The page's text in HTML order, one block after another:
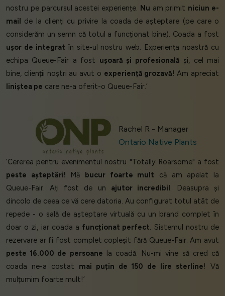
nostru pe parcursul acestei experiențe. Nu am primit niciun e-
mail de la clienți cu privire la coada de așteptare (pe care o
considerăm un semn că totul a funcționat bine). Coada a fost
ușor de integrat în site-ul nostru web. Experiența noastră cu
echipa Queue-Fair a fost ușoară și profesională și, cel mai
bine, clienții noștri au avut o experiență grozavă! Am apreciat
liniștea pe care ne-a oferit-o Queue-Fair.’
Rachel R - Manager
Ontario Native Plants
‘Cererea pentru evenimentul nostru "Totally Roarsome" a fost
peste așteptări! Mă bucur foarte mult că am apelat la
Queue-Fair. Ați fost de un ajutor incredibil. Deasupra și
dincolo de ceea ce vă cere datoria. Au configurat totul atât de
repede - o sală de așteptare virtuală cu un brand complet în
doar o zi, iar coada a funcționat perfect. Sistemul nostru de
rezervare ar fi fost complet copleșit fără Queue-Fair. Am avut
peste 16.000 de persoane la coadă. Nu-mi vine să cred că
coada ne-a costat mai puțin de 150 de lire sterline! Vă
mulțumim foarte mult!’